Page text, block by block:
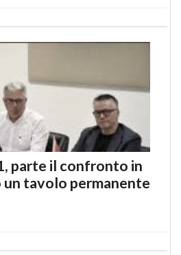
parte il confronto in
un tavolo permanente